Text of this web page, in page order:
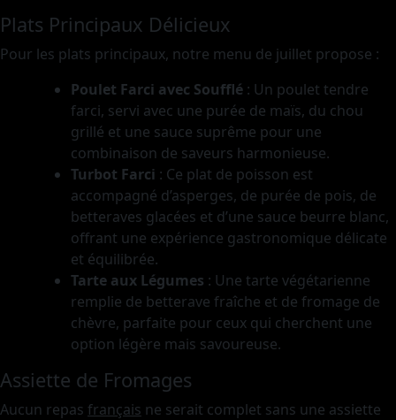
Plats Principaux Délicieux
Pour les plats principaux, notre menu de juillet propose :
Poulet Farci avec Soufflé : Un poulet tendre
farci, servi avec une purée de maïs, du chou
grillé et une sauce suprême pour une
combinaison de saveurs harmonieuse.
Turbot Farci : Ce plat de poisson est
accompagné d’asperges, de purée de pois, de
betteraves glacées et d’une sauce beurre blanc,
offrant une expérience gastronomique délicate
et équilibrée.
Tarte aux Légumes : Une tarte végétarienne
remplie de betterave fraîche et de fromage de
chèvre, parfaite pour ceux qui cherchent une
option légère mais savoureuse.
Assiette de Fromages
Aucun repas français ne serait complet sans une assiette